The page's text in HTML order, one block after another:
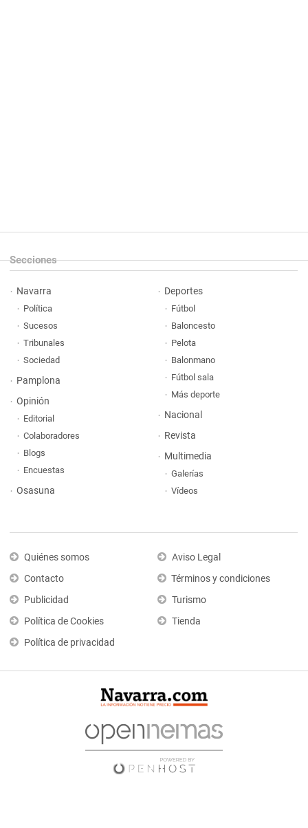
Secciones
Navarra
Política
Sucesos
Tribunales
Sociedad
Pamplona
Opinión
Editorial
Colaboradores
Blogs
Encuestas
Osasuna
Deportes
Fútbol
Baloncesto
Pelota
Balonmano
Fútbol sala
Más deporte
Nacional
Revista
Multimedia
Galerías
Vídeos
Quiénes somos
Contacto
Publicidad
Política de Cookies
Política de privacidad
Aviso Legal
Términos y condiciones
Turismo
Tienda